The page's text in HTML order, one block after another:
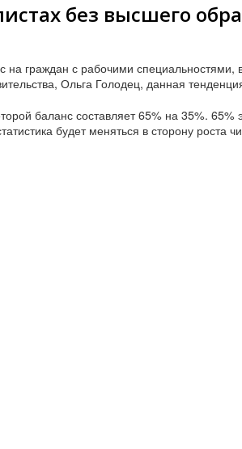
без высшего
на граждан с рабочими
Ольга Голодец, данная
баланс составляет 65% на 35%.
будет меняться в сторону роста